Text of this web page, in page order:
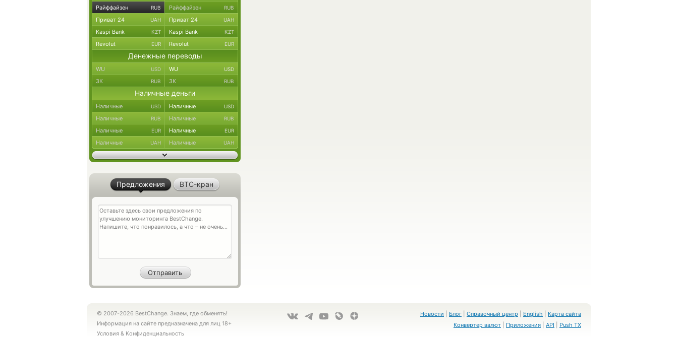
Райффайзен RUB Райффайзен RUB
Приват 24 UAH Приват 24 UAH
Kaspi Bank KZT Kaspi Bank KZT
Revolut EUR Revolut EUR
Денежные переводы
WU USD WU USD
ЗК RUB ЗК RUB
Наличные деньги
Наличные USD Наличные USD
Наличные RUB Наличные RUB
Наличные EUR Наличные EUR
Наличные UAH Наличные UAH
Предложения BTC-кран
© 2007-2026 BestChange. Знаем, где обменять!
Информация на сайте предназначена для лиц 18+
Условия & Конфиденциальность
Новости Блог Справочный центр English
Карта сайта
Конвертер валют
Приложения API Push TX